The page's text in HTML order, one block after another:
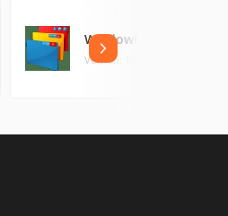
WindowBlinds
Version: 10.89 (54.32 MB)